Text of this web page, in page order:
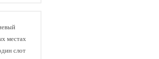
местах
слот